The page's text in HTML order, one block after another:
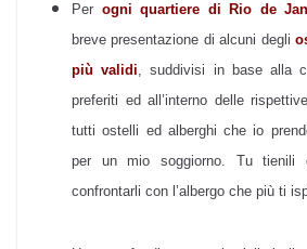
Per ogni quartiere di Rio de
breve presentazione di alcuni degli
più validi, suddivisi in base alla
preferiti ed all’interno delle
tutti ostelli ed alberghi che io
per un mio soggiorno. Tu tienili
confrontarli con l’albergo che più ti